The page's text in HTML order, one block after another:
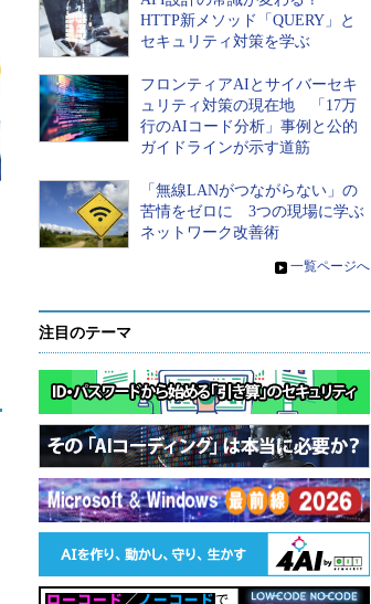
HTTP新メソッド「QUERY」と
セキュリティ対策を学ぶ
フロンティアAIとサイバーセキ
ュリティ対策の現在地 「17万
行のAIコード分析」事例と公的
ガイドラインが示す道筋
「無線LANがつながらない」の
苦情をゼロに 3つの現場に学ぶ
ネットワーク改善術
» 一覧ページへ
注目のテーマ